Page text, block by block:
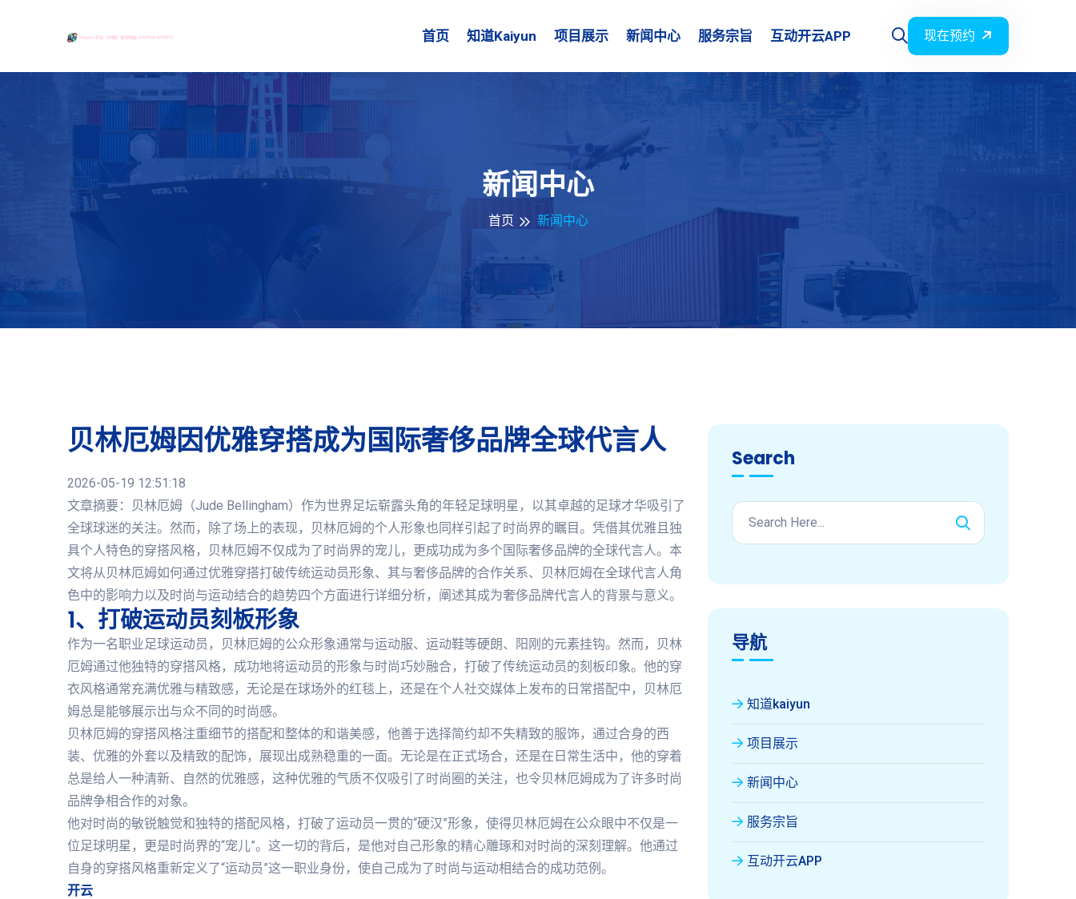
首页 知道kaiyun 项目展示 新闻中心 服务宗旨 互动开云APP 现在预约
新闻中心
首页 新闻中心
贝林厄姆因优雅穿搭成为国际奢侈品牌全球代言人
2026-05-19 12:51:18
文章摘要：贝林厄姆（Jude Bellingham）作为世界足坛崭露头角的年轻足球明星，以其卓越的足球才华吸引了
全球球迷的关注。然而，除了场上的表现，贝林厄姆的个人形象也同样引起了时尚界的瞩目。凭借其优雅且独
具个人特色的穿搭风格，贝林厄姆不仅成为了时尚界的宠儿，更成功成为多个国际奢侈品牌的全球代言人。本
文将从贝林厄姆如何通过优雅穿搭打破传统运动员形象、其与奢侈品牌的合作关系、贝林厄姆在全球代言人角
色中的影响力以及时尚与运动结合的趋势四个方面进行详细分析，阐述其成为奢侈品牌代言人的背景与意义。
1、打破运动员刻板形象
作为一名职业足球运动员，贝林厄姆的公众形象通常与运动服、运动鞋等硬朗、阳刚的元素挂钩。然而，贝林
厄姆通过他独特的穿搭风格，成功地将运动员的形象与时尚巧妙融合，打破了传统运动员的刻板印象。他的穿
衣风格通常充满优雅与精致感，无论是在球场外的红毯上，还是在个人社交媒体上发布的日常搭配中，贝林厄
姆总是能够展示出与众不同的时尚感。
贝林厄姆的穿搭风格注重细节的搭配和整体的和谐美感，他善于选择简约却不失精致的服饰，通过合身的西
装、优雅的外套以及精致的配饰，展现出成熟稳重的一面。无论是在正式场合，还是在日常生活中，他的穿着
总是给人一种清新、自然的优雅感，这种优雅的气质不仅吸引了时尚圈的关注，也令贝林厄姆成为了许多时尚
品牌争相合作的对象。
他对时尚的敏锐触觉和独特的搭配风格，打破了运动员一贯的“硬汉”形象，使得贝林厄姆在公众眼中不仅是一
位足球明星，更是时尚界的“宠儿”。这一切的背后，是他对自己形象的精心雕琢和对时尚的深刻理解。他通过
自身的穿搭风格重新定义了“运动员”这一职业身份，使自己成为了时尚与运动相结合的成功范例。
开云
Search
导航
知道kaiyun
项目展示
新闻中心
服务宗旨
互动开云APP